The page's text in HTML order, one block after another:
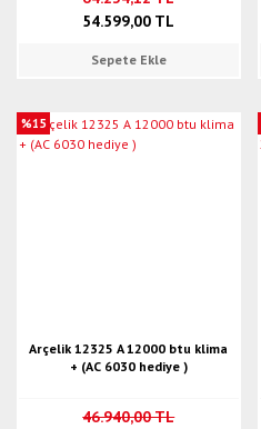
54.599,00 TL
Sepete Ekle
%15
Arçelik 12325 A 12000 btu klima
+ (AC 6030 hediye )
46.940,00 TL